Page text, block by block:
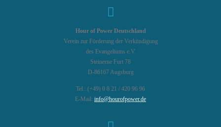
Hour of Power Deutschland
Verein zur Förderung der Verkündigung
des Evangeliums e.V.
Steinerne Furt 78
D-86167 Augsburg
Tel.: (+49) 0 8 21 / 420 96 96
E-Mail: info@hourofpower.de